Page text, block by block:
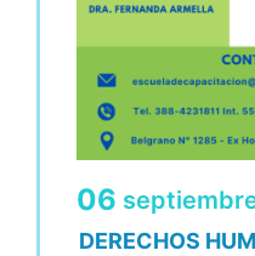
06
DERECHOS